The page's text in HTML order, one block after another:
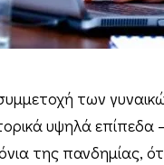
των
υψηλά
της πανδημίας,